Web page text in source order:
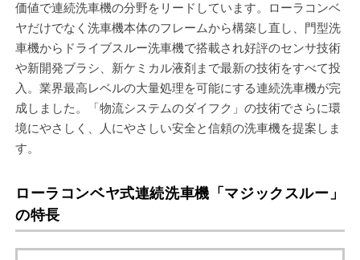
価値で連続洗車機の分野をリードしています。ローラコンベ
ヤだけでなく洗車機本体のフレームから構築し直し、門型洗
車機からドライブスルー洗車機で搭載され好評のセンサ技術
や新開発ブラシ、新ケミカル液剤まで最新の技術をすべて投
入。業界最高レベルの大量処理を可能にする連続洗車機が完
成しました。「物流システムのダイフク」の技術でさらに環
境にやさしく、人にやさしい安全と信頼の洗車機を提案しま
す。
ローラコンベヤ式連続洗車機「マジックスルー」
の特長